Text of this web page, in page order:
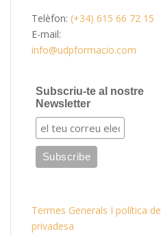
Telèfon:(+34) 615 66 72 15
E-mail:
info@udpformacio.com
Subscriu-te al nostre
Newsletter
Termes Generals I política de
privadesa